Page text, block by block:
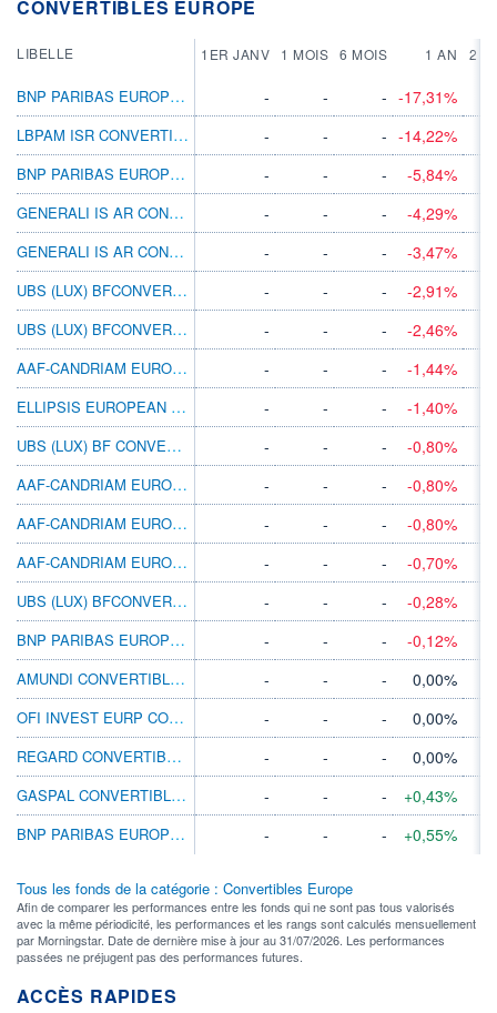
CONVERTIBLES EUROPE
LIBELLE 1ER JANV 1 MOIS 6 MOIS 1 AN 2
BNP PARIBAS EUROPE CONVERTIBLE I DIS - - - -17,31%
LBPAM ISR CONVERTIBLES OPPORTUNITÉS GP
- - - -14,22%
BNP PARIBAS EUROPE CONVERTIBLE X CAP
- - -
-5,84%
GENERALI IS AR CONVERTIBLE BOND AX
- - -
-4,29%
GENERALI IS AR CONVERTIBLE BOND AY
- - -
-3,47%
UBS (LUX) BFCONVERT EURP EUR I-A2EUR
- - -
-2,91%
UBS (LUX) BFCONVERT EURP EUR U-X EUR INC
- - -
-2,46%
AAF-CANDRIAM EUROPEAN CONVERTIBLES AEUR
- - -
-1,44%
ELLIPSIS EUROPEAN CONVERTIBLE FUND IDEUR
- - -
-1,40%
UBS (LUX) BF CONVERT EUROPE EUR I-X ACC
- - -
-0,80%
AAF-CANDRIAM EUROPEAN CONVERTIBLES FEUR
- - -
-0,80%
AAF-CANDRIAM EUROPEAN CONVERTIBLES IEUR
- - -
-0,80%
AAF-CANDRIAM EUROPEAN CONVERTIBLES XEUR
- - -
-0,70%
UBS (LUX) BFCONVERT EURP EUR K-1 EUR ACC
- - -
-0,28%
BNP PARIBAS EUROPE SM CP CNVRT N C
- - -
-0,12%
AMUNDI CONVERTIBLES RESPONSABLE FA
- - -
0,00%
OFI INVEST EURP CONVRT BD VYV OBLIG CONV
- - -
0,00%
REGARD CONVERTIBLES EUROPE D
- - -
0,00%
GASPAL CONVERTIBLES
- - -
+0,43%
BNP PARIBAS EUROPE CONVERTIBLE N CAP
- - - +0,55%
Tous les fonds de la catégorie : Convertibles Europe
Afin de comparer les performances entre les fonds qui ne sont pas tous valorisés
avec la même périodicité, les performances et les rangs sont calculés mensuellement
par Morningstar. Date de dernière mise à jour au 31/07/2026. Les performances
passées ne préjugent pas des performances futures.
ACCÈS RAPIDES